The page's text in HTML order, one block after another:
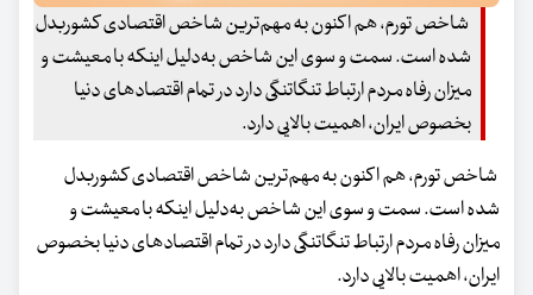
شاخص تورم، هم اکنون به مهم‌ترین شاخص اقتصادی کشوربدل
شده است. سمت و سوی این شاخص به‌دلیل اینکه با معیشت و
میزان رفاه مردم ارتباط تنگاتنگی دارد در تمام اقتصادهای دنیا
بخصوص ایران، اهمیت بالایی دارد.
شاخص تورم، هم اکنون به مهم‌ترین شاخص اقتصادی کشوربدل
شده است. سمت و سوی این شاخص به‌دلیل اینکه با معیشت و
میزان رفاه مردم ارتباط تنگاتنگی دارد در تمام اقتصادهای دنیا بخصوص
ایران، اهمیت بالایی دارد.